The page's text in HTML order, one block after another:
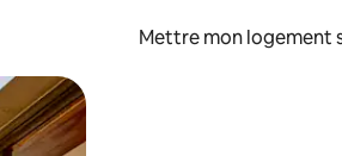
Mettre mon logement